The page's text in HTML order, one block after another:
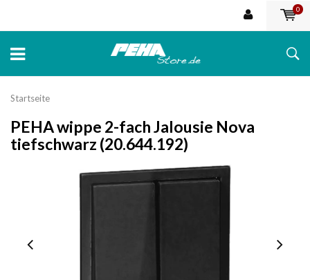
0
Startseite
PEHA wippe 2-fach Jalousie Nova
tiefschwarz (20.644.192)